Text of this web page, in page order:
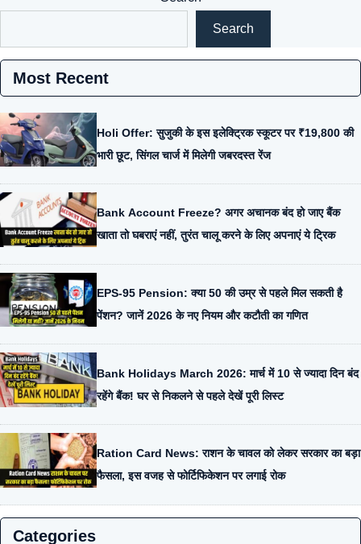
Search
Most Recent
Holi Offer: सुजुकी के इस इलेक्ट्रिक स्कूटर पर ₹19,800 की
भारी छूट, सिंगल चार्ज में मिलेगी जबरदस्त रेंज
Bank Account Freeze? अगर अचानक बंद हो जाए बैंक
खाता तो घबराएं नहीं, तुरंत चालू करने के लिए अपनाएं ये ट्रिक
EPS-95 Pension: क्या 50 की उम्र से पहले मिल सकती है
पेंशन? जानें 2026 के नए नियम और कटौती का गणित
Bank Holidays March 2026: मार्च में 10 से ज्यादा दिन बंद
रहेंगे बैंक! घर से निकलने से पहले देखें पूरी लिस्ट
Ration Card News: राशन के चावल को लेकर सरकार का बड़ा
फैसला, इस वजह से फोर्टिफिकेशन पर लगाई रोक
Categories